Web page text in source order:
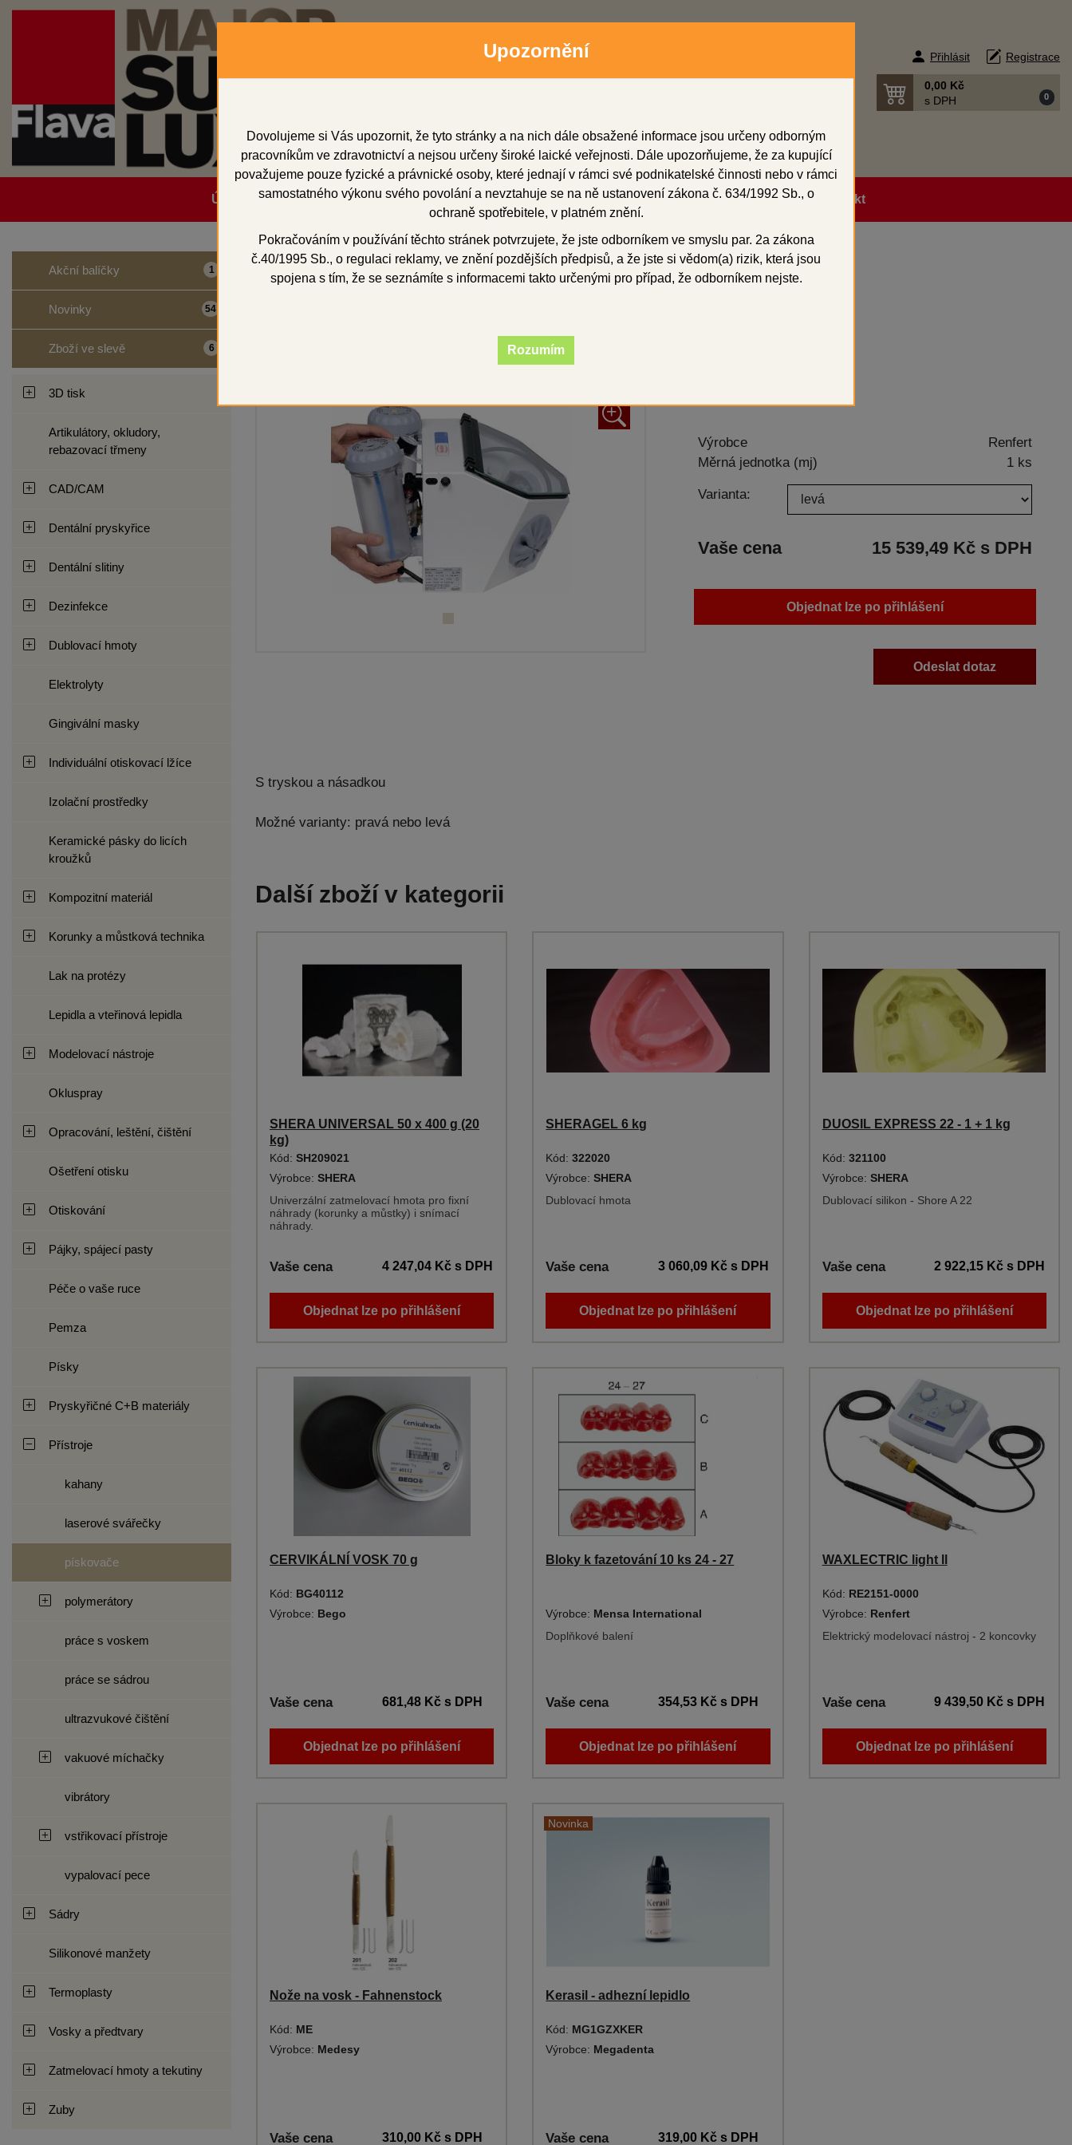
Přihlásit Registrace
0,00 Kč
s DPH
0
Úvodní strana Obchodní zástupci Soubory ke stažení O firmě Obchodní podmínky Kontakt
Akční balíčky 1
Novinky 54
Zboží ve slevě 6
3D tisk
Artikulátory, okludory,
rebazovací třmeny
CAD/CAM
Dentální pryskyřice
Dentální slitiny
Dezinfekce
Dublovací hmoty
Elektrolyty
Gingivální masky
Individuální otiskovací lžíce
Izolační prostředky
Keramické pásky do licích
kroužků
Kompozitní materiál
Korunky a můstková technika
Lak na protézy
Lepidla a vteřinová lepidla
Modelovací nástroje
Okluspray
Opracování, leštění, čištění
Ošetření otisku
Otiskování
Pájky, spájecí pasty
Péče o vaše ruce
Pemza
Písky
Pryskyřičné C+B materiály
Přístroje
kahany
laserové svářečky
pískovače
polymerátory
práce s voskem
práce se sádrou
ultrazvukové čištění
vakuové míchačky
vibrátory
vstřikovací přístroje
vypalovací pece
Sádry
Silikonové manžety
Termoplasty
Vosky a předtvary
Zatmelovací hmoty a tekutiny
Zuby
Domů Přístroje pískovače Pískovací komora 25 - 70 µm
+
Výrobce
Renfert
Měrná jednotka (mj)
1 ks
Varianta:
Vaše cena 15 539,49 Kč s DPH
Objednat lze po přihlášení
Odeslat dotaz
S tryskou a násadkou
Možné varianty: pravá nebo levá
Další zboží v kategorii
SHERA UNIVERSAL 50 x 400 g (20
kg)
Kód: SH209021
Výrobce: SHERA
Univerzální zatmelovací hmota pro fixní
náhrady (korunky a můstky) i snímací
náhrady.
Vaše cena 4 247,04 Kčs DPH
Objednat lze po přihlášení
SHERAGEL 6 kg
Kód:322020
Výrobce:SHERA
Dublovací hmota
Vaše cena 3 060,09 Kč s DPH
Objednat lze po přihlášení
DUOSIL EXPRESS 22 - 1 + 1 kg
Kód: 321100
Výrobce: SHERA
Dublovací silikon - Shore A 22
Vaše cena 2 922,15 Kč s DPH
Objednat lze po přihlášení
CERVIKÁLNÍ VOSK 70 g
Kód: BG40112
Výrobce: Bego
Vaše cena 681,48 Kčs DPH
Objednat lze po přihlášení
Bloky k fazetování 10 ks 24 - 27
Výrobce: Mensa International
Doplňkové balení
Vaše cena 354,53 Kč s DPH
Objednat lze po přihlášení
WAXLECTRIC light ll
Kód: RE2151-0000
Výrobce: Renfert
Elektrický modelovací nástroj - 2 koncovky
Vaše cena 9 439,50 Kč s DPH
Objednat lze po přihlášení
Nože na vosk - Fahnenstock
Kód: ME
Výrobce: Medesy
Vaše cena 310,00 Kčs DPH
Novinka
Kerasil - adhezní lepidlo
Kód: MG1GZXKER
Výrobce: Megadenta
Vaše cena 319,00 Kč s DPH
Upozornění
Dovolujeme si Vás upozornit, že tyto stránky a na nich dále obsažené informace jsou určeny odborným
pracovníkům ve zdravotnictví a nejsou určeny široké laické veřejnosti. Dále upozorňujeme, že za kupující
považujeme pouze fyzické a právnické osoby, které jednají v rámci své podnikatelské činnosti nebo v rámci
samostatného výkonu svého povolání a nevztahuje se na ně ustanovení zákona č. 634/1992 Sb., o
ochraně spotřebitele, v platném znění.
Pokračováním v používání těchto stránek potvrzujete, že jste odborníkem ve smyslu par. 2a zákona
č.40/1995 Sb., o regulaci reklamy, ve znění pozdějších předpisů, a že jste si vědom(a) rizik, která jsou
spojena s tím, že se seznámíte s informacemi takto určenými pro případ, že odborníkem nejste.
Rozumím